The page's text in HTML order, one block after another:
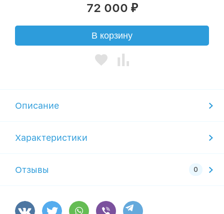
72 000 ₽
В корзину
Описание
Характеристики
Отзывы